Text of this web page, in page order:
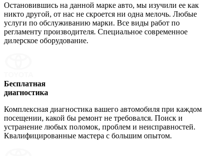
Остановившись на данной марке авто, мы изучили ее как
никто другой, от нас не скроется ни одна мелочь. Любые
услуги по обслуживанию марки. Все виды работ по
регламенту производителя. Специальное современное
дилерское оборудование.
Бесплатная
диагностика
Комплексная диагностика вашего автомобиля при каждом
посещении, какой бы ремонт не требовался. Поиск и
устранение любых поломок, проблем и неисправностей.
Квалифицированные мастера с большим опытом.